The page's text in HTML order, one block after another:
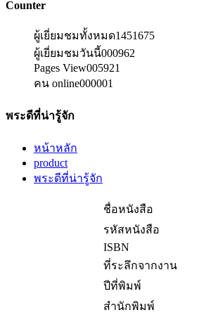
Counter
ผู้เยี่ยมชมทั้งหมด1451675
ผู้เยี่ยมชมวันนี้000962
Pages View005921
คน online000001
พระดีที่น่ารู้จัก
หน้าหลัก
product
พระดีที่น่ารู้จัก
ชื่อหนังสือ
รหัสหนังสือ
ISBN
ที่ระลึกจากงาน
ปีที่พิมพ์
สำนักพิมพ์